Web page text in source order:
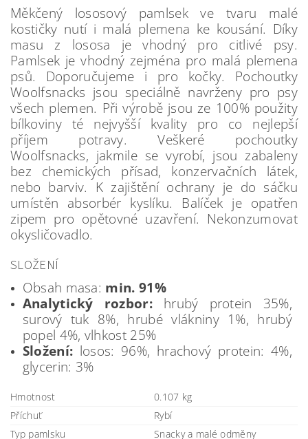
Měkčený lososový pamlsek ve tvaru malé
kostičky nutí i malá plemena ke kousání. Díky
masu z lososa je vhodný pro citlivé psy.
Pamlsek je vhodný zejména pro malá plemena
psů. Doporučujeme i pro kočky. Pochoutky
Woolfsnacks jsou speciálně navrženy pro psy
všech plemen. Při výrobě jsou ze 100% použity
bílkoviny té nejvyšší kvality pro co nejlepší
příjem potravy. Veškeré pochoutky
Woolfsnacks, jakmile se vyrobí, jsou zabaleny
bez chemických přísad, konzervačních látek,
nebo barviv. K zajištění ochrany je do sáčku
umístěn absorbér kyslíku. Balíček je opatřen
zipem pro opětovné uzavření. Nekonzumovat
okysličovadlo.
SLOŽENÍ
Obsah masa: min. 91%
Analytický rozbor: hrubý protein 35%,
surový tuk 8%, hrubé vlákniny 1%, hrubý
popel 4%, vlhkost 25%
Složení: losos: 96%, hrachový protein: 4%,
glycerin: 3%
Hmotnost
0.107 kg
Příchuť
Rybí
Typ pamlsku
Snacky a malé odměny